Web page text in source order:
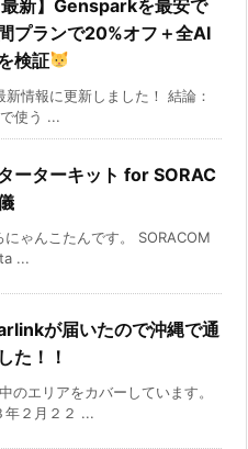
新】Gensparkを最安で
プランで20%オフ＋全AI
検証
情報に更新しました！ 結論：
使う ...
ーターキット for SORAC
にゃんこたんです。 SORACOM
...
が届いたので沖縄で通
た！！
のエリアをカバーしています。
年２月２２ ...